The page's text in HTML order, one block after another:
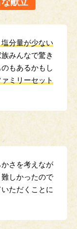
献立
分量が少ない
族みんなで驚き
もあるかもし
ミリーセット
さを考えなが
しかったので
ただくことに